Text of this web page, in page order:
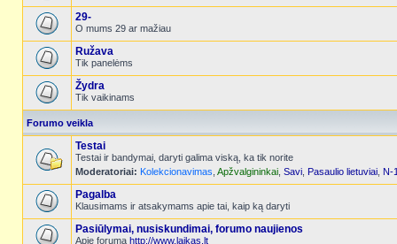
29-
O mums 29 ar mažiau
Ružava
Tik panelėms
Žydra
Tik vaikinams
Forumo veikla
Testai
Testai ir bandymai, daryti galima viską, ka tik norite
Moderatoriai: Kolekcionavimas Apžvalgininkai Savi Pasaulio lietuviai N-
Pagalba
Klausimams ir atsakymams apie tai, kaip ką daryti
Pasiūlymai, nusiskundimai, forumo naujienos
Apie forumą http://www.laikas.lt